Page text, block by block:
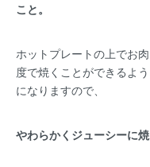
こと。
ホットプレートの上でお
度で焼くことができるよう
になりますので、
やわらかくジューシーに